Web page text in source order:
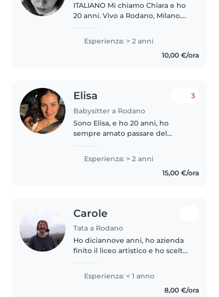
ITALIANO Mi chiamo Chiara e ho
20 anni. Vivo a Rodano, Milano.
aiutare con i compiti, fare
qualche lavoro domestico e
giocare con i vostri bambini,
Esperienza: > 2 anni
10,00 €/ora
Elisa
Babysitter a Rodano
3
Sono Elisa, e ho 20 anni, ho
sempre amato passare del
scuola IIS Marisa Bellisario in
Scienze Umane e frequento
Esperienza: > 2 anni
15,00 €/ora
Carole
Tata a Rodano
Ho diciannove anni, ho azienda
finito il liceo artistico e ho scelto
provengo da una famiglia
numerosa e stando sempre a
contatto e prendendomene
Esperienza: < 1 anno
8,00 €/ora